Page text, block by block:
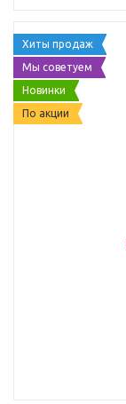
Хиты продаж
Мы советуем
Новинки
По акции